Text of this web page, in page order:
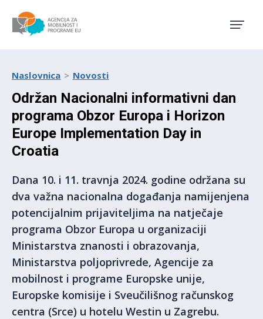
Naslovnica Novosti
Održan Nacionalni informativni dan
programa Obzor Europa i Horizon
Europe Implementation Day in
Croatia
Dana 10. i 11. travnja 2024. godine održana su
dva važna nacionalna događanja namijenjena
potencijalnim prijaviteljima na natječaje
programa Obzor Europa u organizaciji
Ministarstva znanosti i obrazovanja,
Ministarstva poljoprivrede, Agencije za
mobilnost i programe Europske unije,
Europske komisije i Sveučilišnog računskog
centra (Srce) u hotelu Westin u Zagrebu.